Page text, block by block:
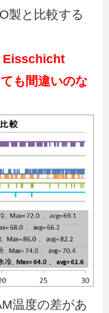
製と比較する
Eisschicht
も間違いのな
温度の差があ